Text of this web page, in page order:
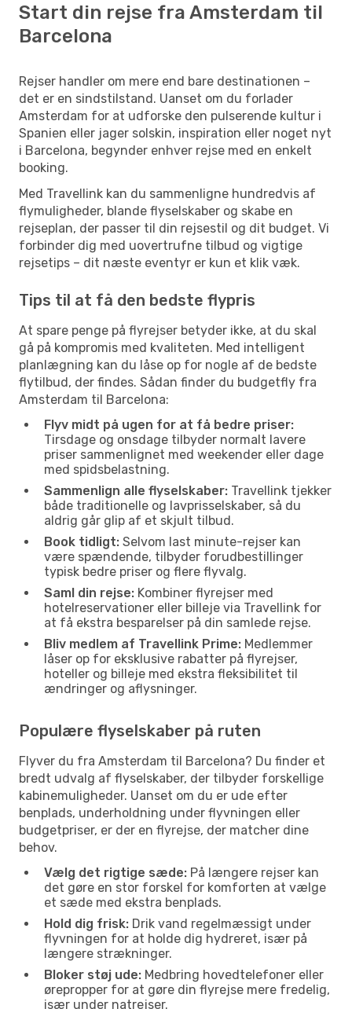
Start din rejse fra Amsterdam til
Barcelona
Rejser handler om mere end bare destinationen –
det er en sindstilstand. Uanset om du forlader
Amsterdam for at udforske den pulserende kultur i
Spanien eller jager solskin, inspiration eller noget nyt
i Barcelona, begynder enhver rejse med en enkelt
booking.
Med Travellink kan du sammenligne hundredvis af
flymuligheder, blande flyselskaber og skabe en
rejseplan, der passer til din rejsestil og dit budget. Vi
forbinder dig med uovertrufne tilbud og vigtige
rejsetips – dit næste eventyr er kun et klik væk.
Tips til at få den bedste flypris
At spare penge på flyrejser betyder ikke, at du skal
gå på kompromis med kvaliteten. Med intelligent
planlægning kan du låse op for nogle af de bedste
flytilbud, der findes. Sådan finder du budgetfly fra
Amsterdam til Barcelona:
Flyv midt på ugen for at få bedre priser:
Tirsdage og onsdage tilbyder normalt lavere
priser sammenlignet med weekender eller dage
med spidsbelastning.
Sammenlign alle flyselskaber: Travellink tjekker
både traditionelle og lavprisselskaber, så du
aldrig går glip af et skjult tilbud.
Book tidligt: Selvom last minute-rejser kan
være spændende, tilbyder forudbestillinger
typisk bedre priser og flere flyvalg.
Saml din rejse: Kombiner flyrejser med
hotelreservationer eller billeje via Travellink for
at få ekstra besparelser på din samlede rejse.
Bliv medlem af Travellink Prime: Medlemmer
låser op for eksklusive rabatter på flyrejser,
hoteller og billeje med ekstra fleksibilitet til
ændringer og aflysninger.
Populære flyselskaber på ruten
Flyver du fra Amsterdam til Barcelona? Du finder et
bredt udvalg af flyselskaber, der tilbyder forskellige
kabinemuligheder. Uanset om du er ude efter
benplads, underholdning under flyvningen eller
budgetpriser, er der en flyrejse, der matcher dine
behov.
Vælg det rigtige sæde: På længere rejser kan
det gøre en stor forskel for komforten at vælge
et sæde med ekstra benplads.
Hold dig frisk: Drik vand regelmæssigt under
flyvningen for at holde dig hydreret, især på
længere strækninger.
Bloker støj ude: Medbring hovedtelefoner eller
ørepropper for at gøre din flyrejse mere fredelig,
især under natrejser.